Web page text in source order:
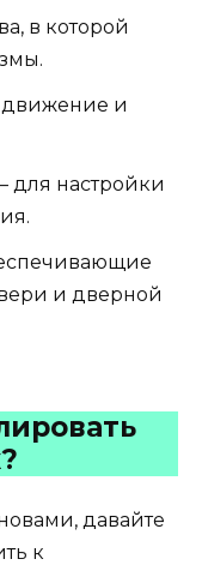
в которой
движение и
для настройки
и дверной
давайте
к